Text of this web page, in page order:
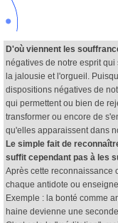
D'où viennent les
négatives de notre esprit
la jalousie et l'orgueil.
dispositions négatives de
qui permettent ou bien de
transformer ou encore de
qu'elles apparaissent dans
Le simple fait de
suffit cependant pas à les
Après cette reconnaissance
chaque antidote ou
Exemple : la bonté comme
haine devienne une